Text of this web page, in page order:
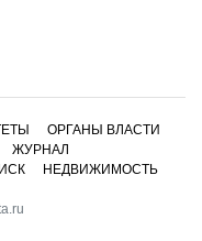
ОРГАНЫ ВЛАСТИ
ЖУРНАЛ
НЕДВИЖИМОСТЬ